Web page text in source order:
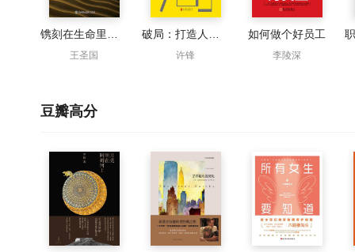
王圣国 许锋
如何做个好员工
李陵深
豆瓣高分